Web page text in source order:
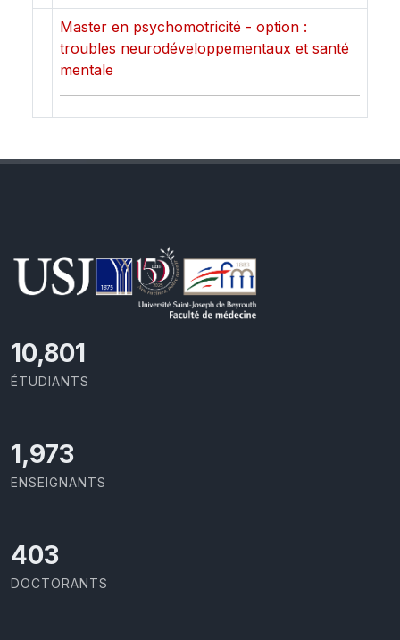
Master en psychomotricité - option :
troubles neurodéveloppementaux et santé
mentale
11,418
ÉTUDIANTS
2,086
ENSEIGNANTS
426
DOCTORANTS